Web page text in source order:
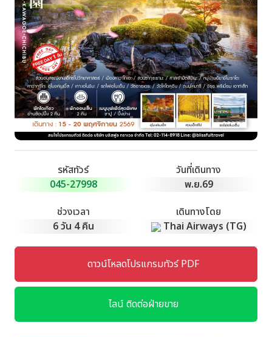
รหัสทัวร์
045-27998
วันที่เดินทาง
พ.ย.69
ช่วงเวลา
6 วัน 4 คืน
เดินทางโดย
Thai Airways (TG)
ดาวน์โหลดโปรแกรมทัวร์ PDF
ไลน์ ติดต่อฝ่ายขาย